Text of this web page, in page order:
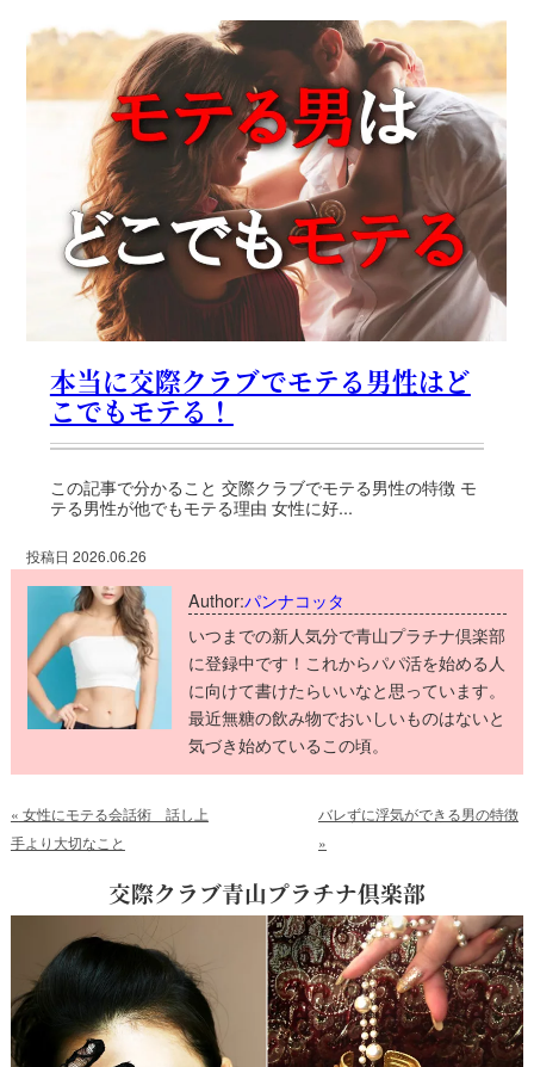
本当に交際クラブでモテる男性はど
こでもモテる！
この記事で分かること 交際クラブでモテる男性の特徴 モ
テる男性が他でもモテる理由 女性に好...
投稿日 2026.06.26
Author:パンナコッタ
いつまでの新人気分で青山プラチナ倶楽部
に登録中です！これからパパ活を始める人
に向けて書けたらいいなと思っています。
最近無糖の飲み物でおいしいものはないと
気づき始めているこの頃。
« 女性にモテる会話術 話し上
手より大切なこと
バレずに浮気ができる男の特徴
»
交際クラブ青山プラチナ倶楽部